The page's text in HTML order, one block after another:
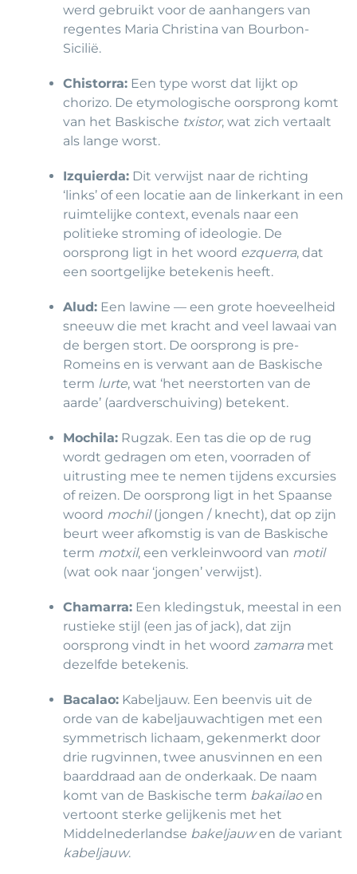
werd gebruikt voor de aanhangers van
regentes Maria Christina van Bourbon-
Sicilië.
Chistorra: Een type worst dat lijkt op
chorizo. De etymologische oorsprong komt
van het Baskische txistor, wat zich vertaalt
als lange worst.
Izquierda: Dit verwijst naar de richting
‘links’ of een locatie aan de linkerkant in een
ruimtelijke context, evenals naar een
politieke stroming of ideologie. De
oorsprong ligt in het woord ezquerra, dat
een soortgelijke betekenis heeft.
Alud: Een lawine — een grote hoeveelheid
sneeuw die met kracht and veel lawaai van
de bergen stort. De oorsprong is pre-
Romeins en is verwant aan de Baskische
term lurte, wat ‘het neerstorten van de
aarde’ (aardverschuiving) betekent.
Mochila: Rugzak. Een tas die op de rug
wordt gedragen om eten, voorraden of
uitrusting mee te nemen tijdens excursies
of reizen. De oorsprong ligt in het Spaanse
woord mochil(jongen / knecht), dat op zijn
beurt weer afkomstig is van de Baskische
term motxil, een verkleinwoord van motil
(wat ook naar ‘jongen’ verwijst).
Chamarra: Een kledingstuk, meestal in een
rustieke stijl (een jas of jack), dat zijn
oorsprong vindt in het woordzamarramet
dezelfde betekenis.
Bacalao: Kabeljauw. Een beenvis uit de
orde van de kabeljauwachtigen met een
symmetrisch lichaam, gekenmerkt door
drie rugvinnen, twee anusvinnen en een
baarddraad aan de onderkaak. De naam
komt van de Baskische term bakailaoen
vertoont sterke gelijkenis met het
Middelnederlandse bakeljauwen de variant
kabeljauw.